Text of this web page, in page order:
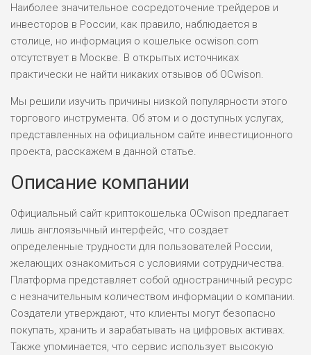
Наиболее значительное сосредоточение трейдеров и
инвесторов в России, как правило, наблюдается в
столице, но информация о кошельке ocwison.com
отсутствует в Москве. В открытых источниках
практически не найти никаких отзывов об OCwison.
Мы решили изучить причины низкой популярности этого
торгового инструмента. Об этом и о доступных услугах,
представленных на официальном сайте инвестиционного
проекта, расскажем в данной статье.
Описание компании
Официальный сайт криптокошелька OCwison предлагает
лишь англоязычный интерфейс, что создает
определенные трудности для пользователей России,
желающих ознакомиться с условиями сотрудничества.
Платформа представляет собой одностраничный ресурс
с незначительным количеством информации о компании.
Создатели утверждают, что клиенты могут безопасно
покупать, хранить и зарабатывать на цифровых активах.
Также упоминается, что сервис использует высокую